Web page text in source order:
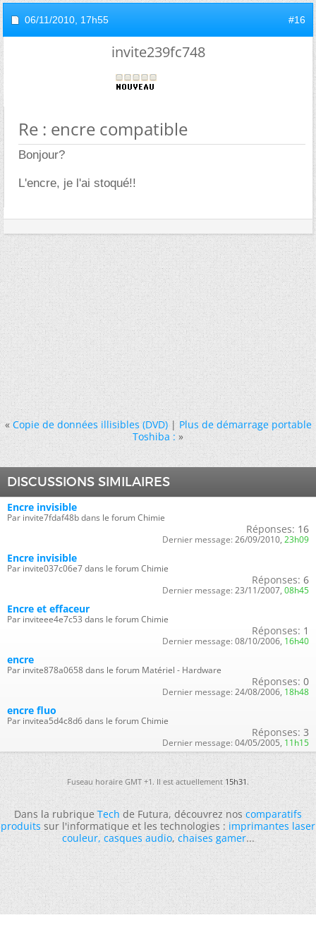
06/11/2010, 17h55 #16
invite239fc748
Re : encre compatible
Bonjour?
L'encre, je l'ai stoqué!!
« Copie de données illisibles (DVD)|Plus de démarrage portable
Toshiba : »
DISCUSSIONS SIMILAIRES
Encre invisible
Par invite7fdaf48b dans le forum Chimie
Réponses: 16
Dernier message: 26/09/2010, 23h09
Encre invisible
Par invite037c06e7 dans le forum Chimie
Réponses: 6
Dernier message: 23/11/2007, 08h45
Encre et effaceur
Par inviteee4e7c53 dans le forum Chimie
Réponses: 1
Dernier message: 08/10/2006, 16h40
encre
Par invite878a0658 dans le forum Matériel - Hardware
Réponses: 0
Dernier message: 24/08/2006, 18h48
encre fluo
Par invitea5d4c8d6 dans le forum Chimie
Réponses: 3
Dernier message: 04/05/2005, 11h15
Fuseau horaire GMT +1. Il est actuellement15h31.
Dans la rubriqueTechde Futura, découvrez noscomparatifs
produitssur l'informatique et les technologies :imprimantes laser
couleur,casques audio,chaises gamer...